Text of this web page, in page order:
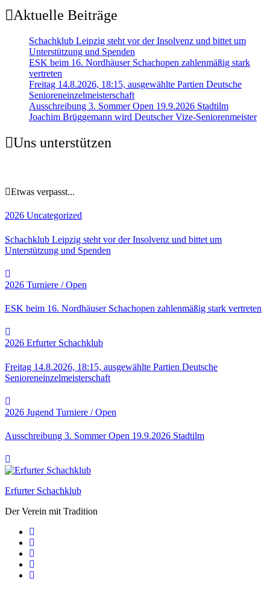
Aktuelle Beiträge
Schachklub Leipzig steht vor der Insolvenz und bittet um
Unterstützung und Spenden
ESK beim 16. Nordhäuser Schachopen zahlenmäßig stark
vertreten
Freitag 14.8.2026, 18:15, ausgewählte Partien Deutsche
Senioreneinzelmeisterschaft
Ausschreibung 3. Sommer Open 19.9.2026 Stadtilm
Joachim Brüggemann wird Deutscher Vize-Seniorenmeister
Uns unterstützen
Etwas verpasst...
2026 Uncategorized
Schachklub Leipzig steht vor der Insolvenz und bittet um
Unterstützung und Spenden
2026 Turniere / Open
ESK beim 16. Nordhäuser Schachopen zahlenmäßig stark vertreten
2026 Erfurter Schachklub
Freitag 14.8.2026, 18:15, ausgewählte Partien Deutsche
Senioreneinzelmeisterschaft
2026 Jugend Turniere / Open
Ausschreibung 3. Sommer Open 19.9.2026 Stadtilm
Erfurter Schachklub
Der Verein mit Tradition